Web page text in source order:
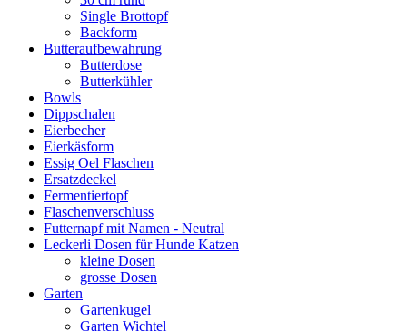
Single Brottopf
Backform
Butteraufbewahrung
Butterdose
Butterkühler
Bowls
Dippschalen
Eierbecher
Eierkäsform
Essig Oel Flaschen
Ersatzdeckel
Fermentiertopf
Flaschenverschluss
Futternapf mit Namen - Neutral
Leckerli Dosen für Hunde Katzen
kleine Dosen
grosse Dosen
Garten
Gartenkugel
Garten Wichtel